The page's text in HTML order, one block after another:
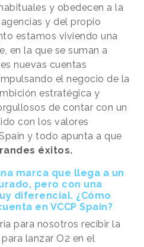
habituales y obedecen a la
y del propio
estamos viviendo una
en la que se suman a
nuevas cuentas
el negocio de la
estratégica y
de contar con un
con los valores
y todo apunta a que
éxitos.
marca que llega a un
pero con una
diferencial. ¿Cómo
en VCCP Spain?
para nosotros recibir la
lanzar O2 en el